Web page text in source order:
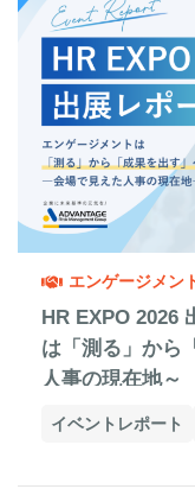
エンゲージメン
HR EXPO 2026
は「測る」から
人事の現在地～
イベントレポート